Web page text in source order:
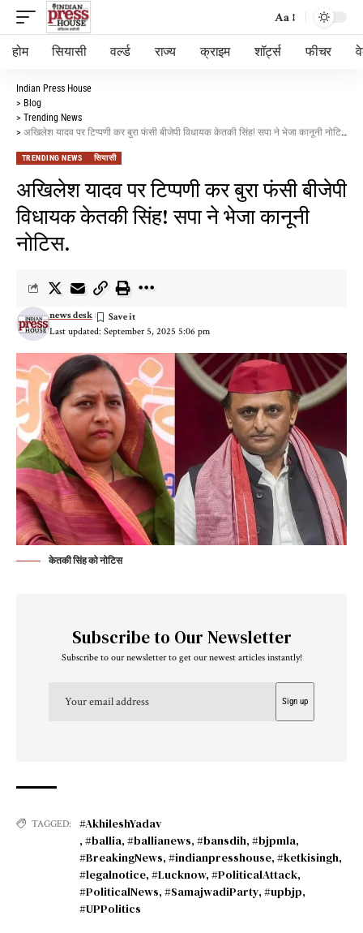
Aa
होम सियासी वर्ल्ड राज्य क्राइम शॉर्ट्स फीचर
Indian Press House
> Blog
> Trending News
> अखिलेश यादव पर टिप्पणी कर बुरा फंसी बीजेपी विधायक केतकी सिंह! सपा ने भेजा कानूनी नोटिस.
TRENDING NEWS सियासी
अखिलेश यादव पर टिप्पणी कर बुरा फंसी बीजेपी
विधायक केतकी सिंह! सपा ने भेजा कानूनी
नोटिस.
Last updated: September 5, 2025 5:06 pm
news desk
केतकी सिंह को नोटिस
Subscribe to Our Newsletter
Subscribe to our newsletter to get our newest articles instantly!
TAGGED:
#AkhileshYadav
, #ballia, #ballianews, #bansdih, #bjpmla,
#BreakingNews, #indianpresshouse, #ketkisingh,
#legalnotice, #Lucknow, #PoliticalAttack,
#PoliticalNews, #SamajwadiParty, #upbjp,
#UPPolitics